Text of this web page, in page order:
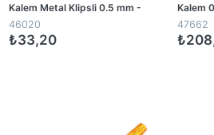
Kalem Metal Klipsli 0.5 mm -
Kırmızı
46020
₺33,20
Kalem
47662